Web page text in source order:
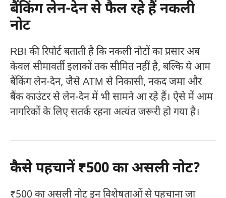
बैंकिंग लेन-देन से फैल रहे हैं नकली
नोट
RBI की रिपोर्ट बताती है कि नकली नोटों का प्रसार अब
केवल सीमावर्ती इलाकों तक सीमित नहीं है, बल्कि ये आम
बैंकिंग लेन-देन, जैसे ATM से निकासी, नकद जमा और
बैंक काउंटर से लेन-देन में भी सामने आ रहे हैं। ऐसे में आम
नागरिकों के लिए सतर्क रहना अत्यंत जरूरी हो गया है।
कैसे पहचानें ₹500 का असली नोट?
₹500 का असली नोट इन विशेषताओं से पहचाना जा